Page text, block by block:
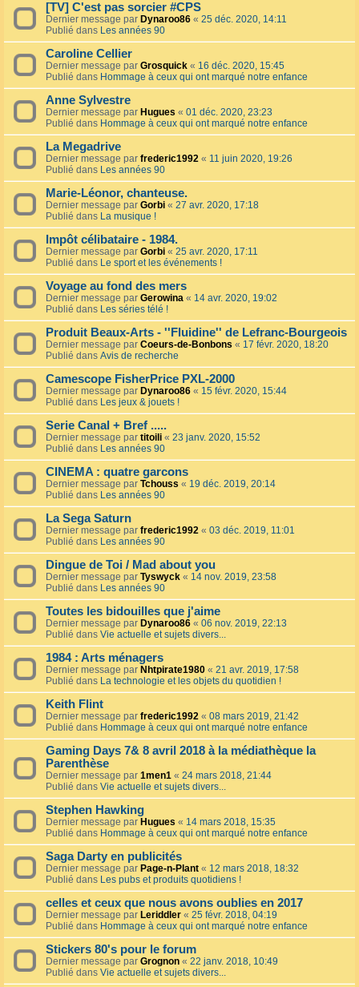
[TV] C'est pas sorcier #CPS
Dernier message par Dynaroo86 « 25 déc. 2020, 14:11
Publié dans Les années 90
Caroline Cellier
Dernier message par Grosquick « 16 déc. 2020, 15:45
Publié dans Hommage à ceux qui ont marqué notre enfance
Anne Sylvestre
Dernier message par Hugues « 01 déc. 2020, 23:23
Publié dans Hommage à ceux qui ont marqué notre enfance
La Megadrive
Dernier message par frederic1992 « 11 juin 2020, 19:26
Publié dans Les années 90
Marie-Léonor, chanteuse.
Dernier message par Gorbi « 27 avr. 2020, 17:18
Publié dans La musique !
Impôt célibataire - 1984.
Dernier message par Gorbi « 25 avr. 2020, 17:11
Publié dans Le sport et les événements !
Voyage au fond des mers
Dernier message par Gerowina « 14 avr. 2020, 19:02
Publié dans Les séries télé !
Produit Beaux-Arts - ''Fluidine'' de Lefranc-Bourgeois
Dernier message par Coeurs-de-Bonbons « 17 févr. 2020, 18:20
Publié dans Avis de recherche
Camescope FisherPrice PXL-2000
Dernier message par Dynaroo86 « 15 févr. 2020, 15:44
Publié dans Les jeux & jouets !
Serie Canal + Bref .....
Dernier message par titoili « 23 janv. 2020, 15:52
Publié dans Les années 90
CINEMA : quatre garcons
Dernier message par Tchouss « 19 déc. 2019, 20:14
Publié dans Les années 90
La Sega Saturn
Dernier message par frederic1992 « 03 déc. 2019, 11:01
Publié dans Les années 90
Dingue de Toi / Mad about you
Dernier message par Tyswyck « 14 nov. 2019, 23:58
Publié dans Les années 90
Toutes les bidouilles que j'aime
Dernier message par Dynaroo86 « 06 nov. 2019, 22:13
Publié dans Vie actuelle et sujets divers...
1984 : Arts ménagers
Dernier message par Nhtpirate1980 « 21 avr. 2019, 17:58
Publié dans La technologie et les objets du quotidien !
Keith Flint
Dernier message par frederic1992 « 08 mars 2019, 21:42
Publié dans Hommage à ceux qui ont marqué notre enfance
Gaming Days 7& 8 avril 2018 à la médiathèque la
Parenthèse
Dernier message par 1men1 « 24 mars 2018, 21:44
Publié dans Vie actuelle et sujets divers...
Stephen Hawking
Dernier message par Hugues « 14 mars 2018, 15:35
Publié dans Hommage à ceux qui ont marqué notre enfance
Saga Darty en publicités
Dernier message par Page-n-Plant « 12 mars 2018, 18:32
Publié dans Les pubs et produits quotidiens !
celles et ceux que nous avons oublies en 2017
Dernier message par Leriddler « 25 févr. 2018, 04:19
Publié dans Hommage à ceux qui ont marqué notre enfance
Stickers 80's pour le forum
Dernier message par Grognon « 22 janv. 2018, 10:49
Publié dans Vie actuelle et sujets divers...